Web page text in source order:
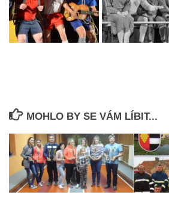
MOHLO BY SE VÁM LÍBIT...